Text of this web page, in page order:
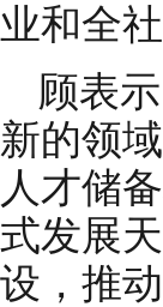
业和全
顾表
新的领
人才储
式发展
设，推